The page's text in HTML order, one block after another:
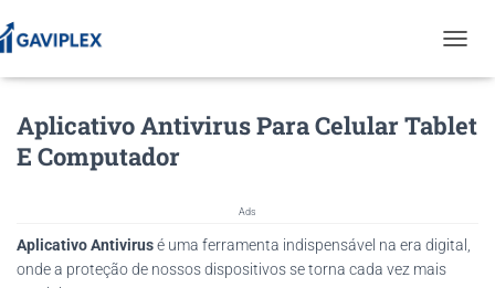
O
G
L
I
Aplicativo Antivirus Para Celular Tablet
E Computador
Ads
Aplicativo Antivirusé uma ferramenta indispensável na era digital,
onde a proteção de nossos dispositivos se torna cada vez mais